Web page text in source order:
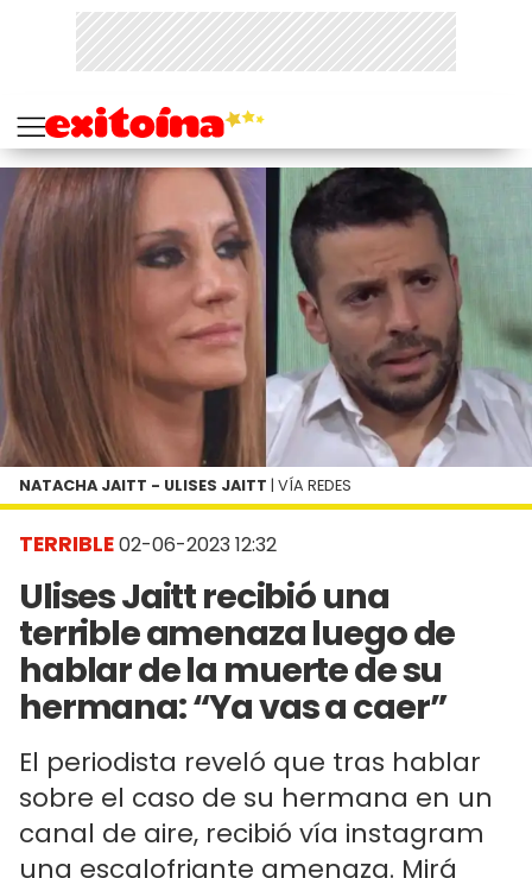
TERRIBLE02-06-2023 12:32
Ulises Jaitt recibió una
terrible amenaza luego de
hablar de la muerte de su
hermana: “Ya vas a caer”
El periodista reveló que tras hablar
sobre el caso de su hermana en un
canal de aire, recibió vía instagram
una escalofriante amenaza. Mirá
NATACHA JAITT - ULISES JAITT | VÍA REDES